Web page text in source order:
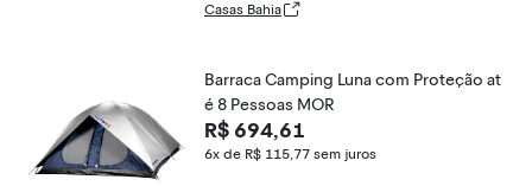
Casas Bahia
Barraca Camping Luna com Proteção at
é 8 Pessoas MOR
R$ 694,61
6x de R$ 115,77 sem juros